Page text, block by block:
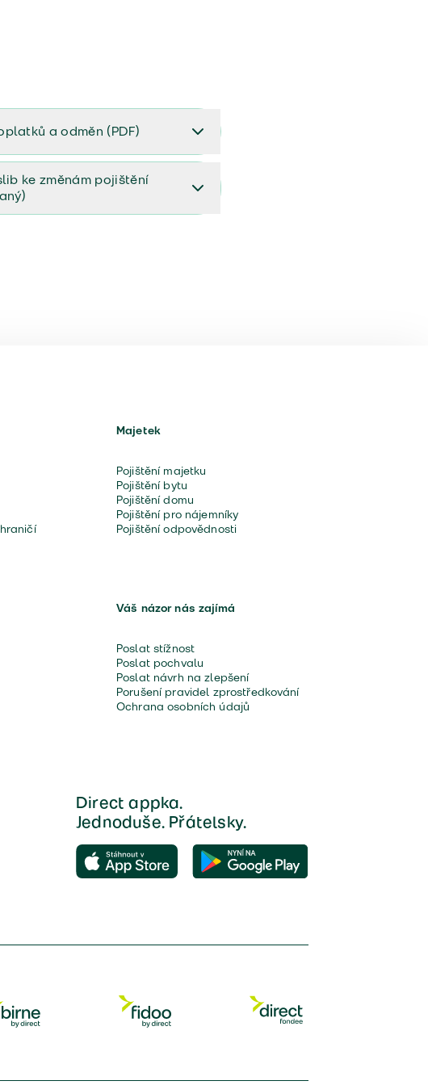
a odměn (PDF)
a odměn (PDF)
ke změnám pojištění
Majetek
Pojištění majetku
Pojištění bytu
Pojištění domu
Pojištění pro nájemníky
Pojištění odpovědnosti
Váš názor nás zajímá
Poslat stížnost
Poslat pochvalu
Poslat návrh na zlepšení
Porušení pravidel zprostředkování
Ochrana osobních údajů
Direct appka.
Jednoduše. Přátelsky.